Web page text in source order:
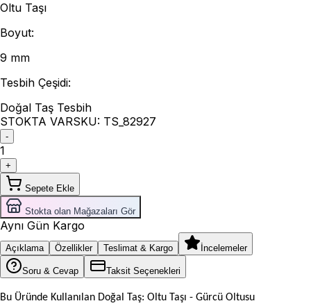
Oltu Taşı
Boyut:
9 mm
Tesbih Çeşidi:
Doğal Taş Tesbih
STOKTA VARSKU: TS_82927
-
1
+
Sepete Ekle
Stokta olan Mağazaları Gör
Aynı Gün Kargo
Açıklama Özellikler Teslimat & Kargo İncelemeler
Soru & Cevap Taksit Seçenekleri
Bu Üründe Kullanılan Doğal Taş: Oltu Taşı - Gürcü Oltusu